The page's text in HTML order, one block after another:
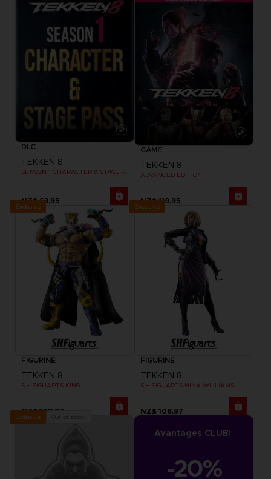
DLC
TEKKEN 8
SEASON 1 CHARACTER & STAGE PASS
NZ$ 63,95
GAME
TEKKEN 8
ADVANCED EDITION
NZ$ 119,95
Exclusive
FIGURINE
TEKKEN 8
S.H.FIGUARTS KING
NZ$ 108,97
Exclusive
FIGURINE
TEKKEN 8
S.H.FIGUARTS NINA WILLIAMS
NZ$ 108,97
Exclusive
Avantages CLUB!
-20%